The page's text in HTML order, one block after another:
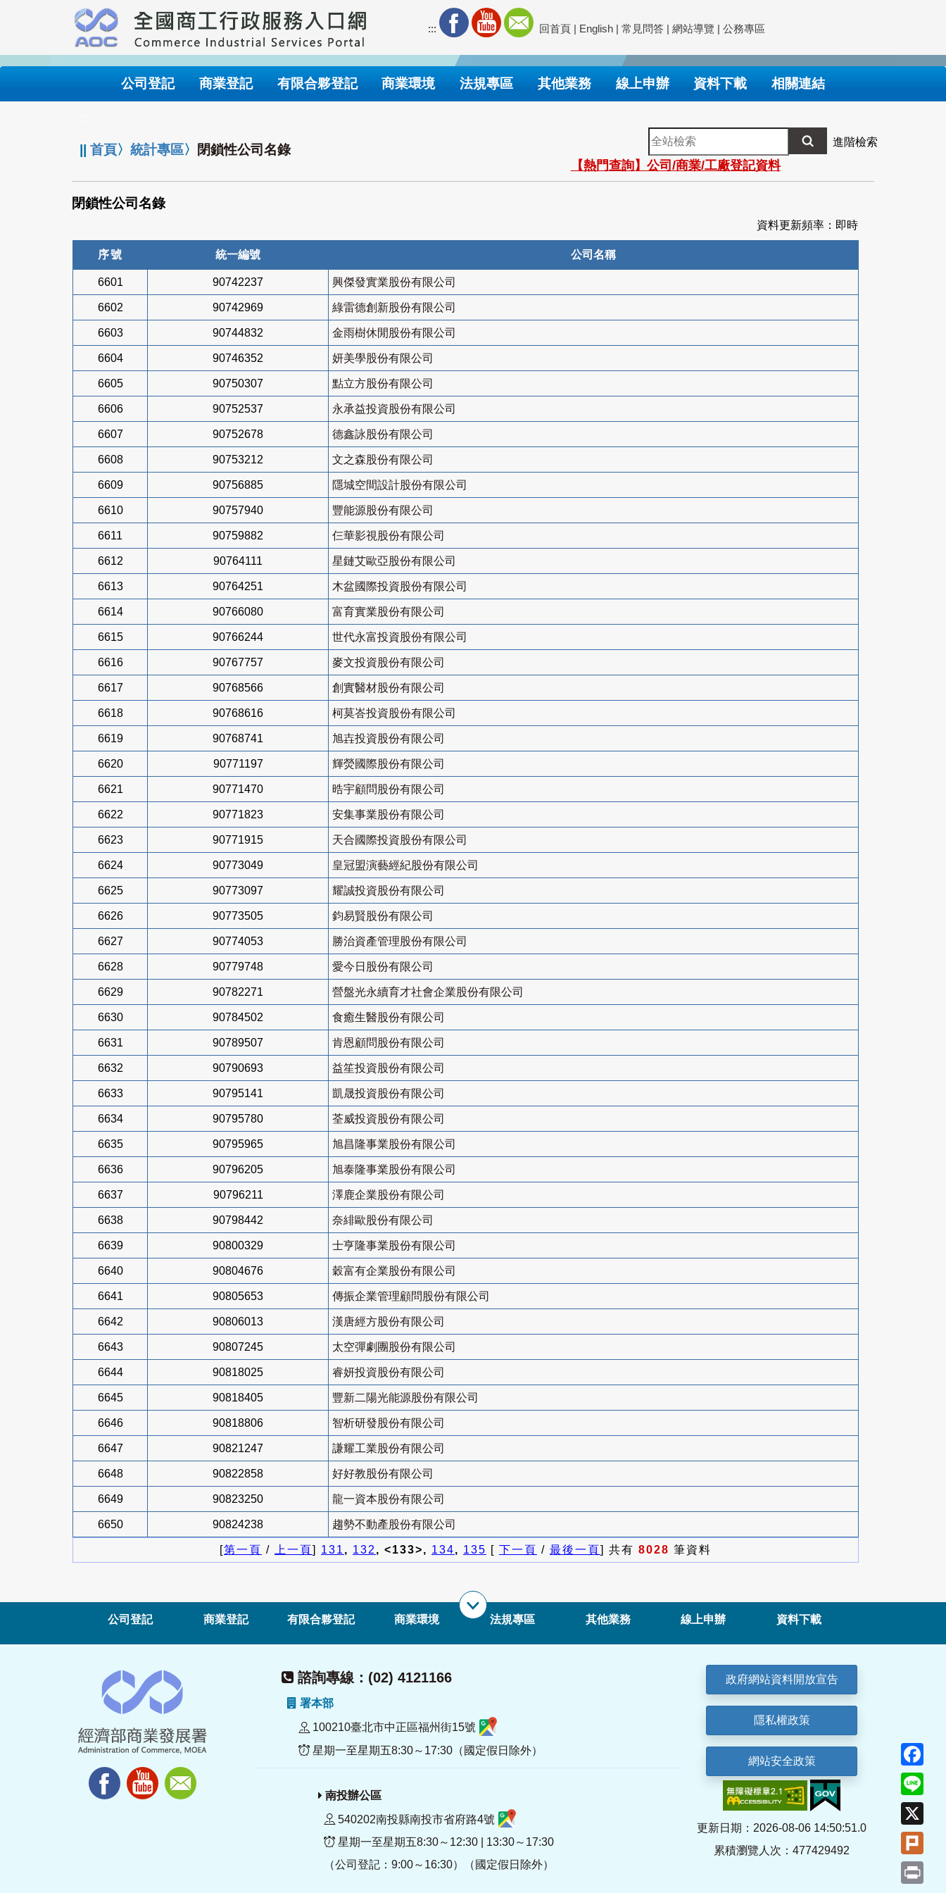
要
內
::: 回首頁 | English | 常見問答 | 網站導覽 | 公務專區
公司登記 商業登記 有限合夥登記 商業環境 法規專區 其他業務 線上申辦 資料下載 相關連結
||首頁〉統計專區〉 閉鎖性公司名錄
全
站
檢
索
進階檢索
【熱門查詢】公司/商業/工廠登記資料
閉鎖性公司名錄
資料更新頻率：即時
序號 統一編號 公司名稱
6601 90742237 興傑發實業股份有限公司
6602 90742969 綠雷德創新股份有限公司
6603 90744832 金雨樹休閒股份有限公司
6604 90746352 妍美學股份有限公司
6605 90750307 點立方股份有限公司
6606 90752537 永承益投資股份有限公司
6607 90752678 德鑫詠股份有限公司
6608 90753212 文之森股份有限公司
6609 90756885 隱城空間設計股份有限公司
6610 90757940 豐能源股份有限公司
6611 90759882 仨華影視股份有限公司
6612 90764111 星鏈艾歐亞股份有限公司
6613 90764251 木盆國際投資股份有限公司
6614 90766080 富育實業股份有限公司
6615 90766244 世代永富投資股份有限公司
6616 90767757 麥文投資股份有限公司
6617 90768566 創實醫材股份有限公司
6618 90768616 柯莫峇投資股份有限公司
6619 90768741 旭壵投資股份有限公司
6620 90771197 輝熒國際股份有限公司
6621 90771470 晧宇顧問股份有限公司
6622 90771823 安集事業股份有限公司
6623 90771915 天合國際投資股份有限公司
6624 90773049 皇冠盟演藝經紀股份有限公司
6625 90773097 耀誠投資股份有限公司
6626 90773505 鈞易賢股份有限公司
6627 90774053 勝治資產管理股份有限公司
6628 90779748 愛今日股份有限公司
6629 90782271 營盤光永續育才社會企業股份有限公司
6630 90784502 食癒生醫股份有限公司
6631 90789507 肯恩顧問股份有限公司
6632 90790693 益笙投資股份有限公司
6633 90795141 凱晟投資股份有限公司
6634 90795780 荃威投資股份有限公司
6635 90795965 旭昌隆事業股份有限公司
6636 90796205 旭泰隆事業股份有限公司
6637 90796211 澤鹿企業股份有限公司
6638 90798442 奈緋歐股份有限公司
6639 90800329 士亨隆事業股份有限公司
6640 90804676 穀富有企業股份有限公司
6641 90805653 傳振企業管理顧問股份有限公司
6642 90806013 漢唐經方股份有限公司
6643 90807245 太空彈劇團股份有限公司
6644 90818025 睿妍投資股份有限公司
6645 90818405 豐新二陽光能源股份有限公司
6646 90818806 智析研發股份有限公司
6647 90821247 謙耀工業股份有限公司
6648 90822858 好好教股份有限公司
6649 90823250 龍一資本股份有限公司
6650 90824238 趨勢不動產股份有限公司
[第一頁 / 上一頁] 131, 132, <133>, 134, 135 [ 下一頁 / 最後一頁] 共有 8028 筆資料
公司登記 商業登記 有限合夥登記 商業環境 法規專區 其他業務 線上申辦 資料下載
諮詢專線：(02) 4121166
署本部
100210臺北市中正區福州街15號
星期一至星期五8:30～17:30（國定假日除外）
南投辦公區
540202南投縣南投市省府路4號
星期一至星期五8:30～12:30 | 13:30～17:30
（公司登記：9:00～16:30）（國定假日除外）
政府網站資料開放宣告
隱私權政策
網站安全政策
更新日期：2026-08-06 14:50:51.0
累積瀏覽人次：477429492